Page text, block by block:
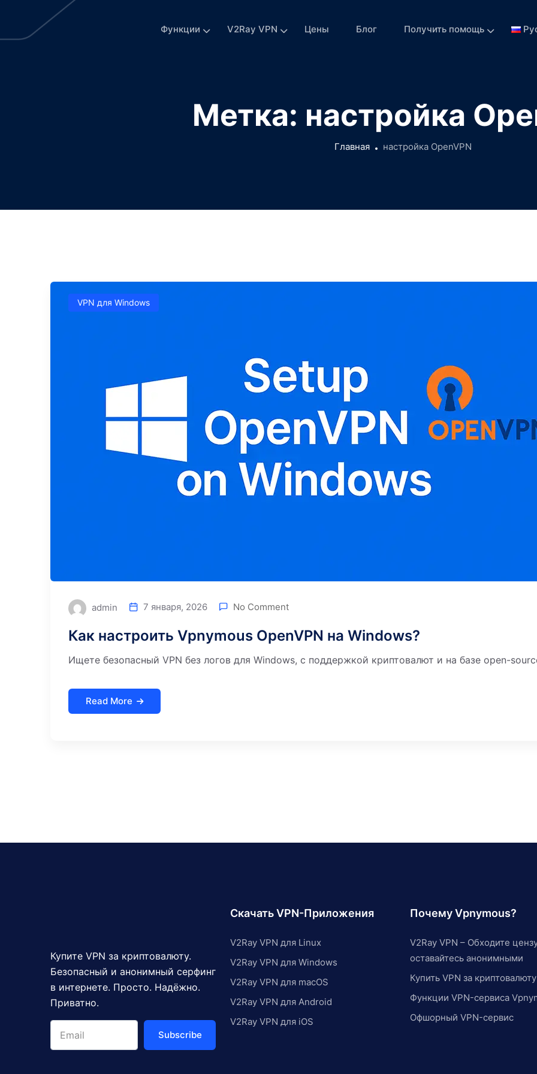
Функции V2Ray VPN Цены Блог Получить помощь
Метка: настройка
Главная настройка OpenVPN
VPN для Windows
admin 7 января, 2026 No Comment
Как настроить Vpnymous OpenVPN на Windows?
Ищете безопасный VPN без логов для Windows, с поддержкой криптовалют и на базе open-
Read More
Купите VPN за криптовалюту.
Безопасный и анонимный серфинг
в интернете. Просто. Надёжно.
Приватно.
Subscribe
Скачать VPN-Приложения
V2Ray VPN для Linux
V2Ray VPN для Windows
V2Ray VPN для macOS
V2Ray VPN для Android
V2Ray VPN для iOS
Почему Vpnymous?
V2Ray VPN – Обходите
оставайтесь анонимными
Купить VPN за криптовалюту
Функции VPN-сервиса
Офшорный VPN-сервис